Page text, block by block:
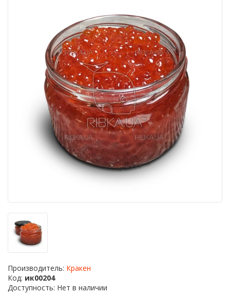
Производитель: Кракен
Код: ик00204
Доступность: Нет в наличии